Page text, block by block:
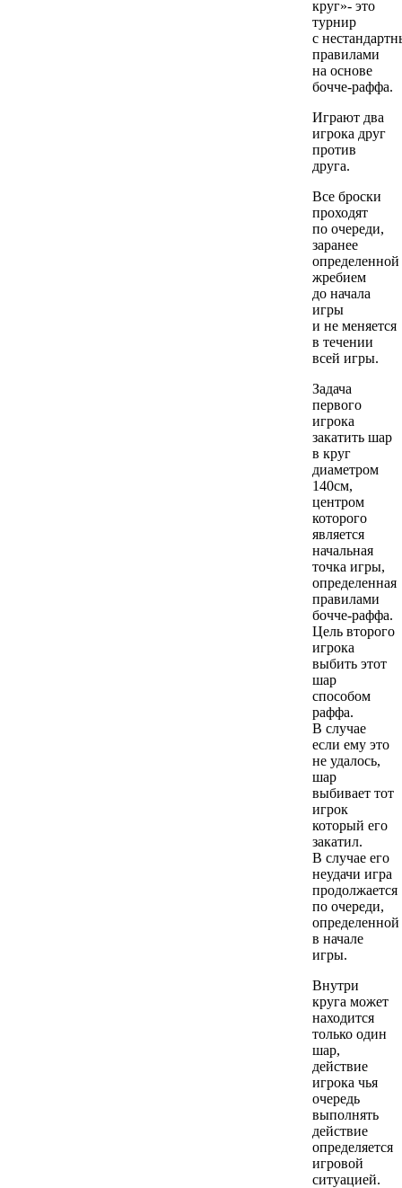
круг»- это
турнир
с
правилами
на основе
бочче-раффа.
Играют два
игрока друг
против
друга.
Все броски
проходят
по очереди,
заранее
определенной
жребием
до начала
игры
и не меняется
в течении
всей игры.
Задача
первого
игрока
закатить шар
в круг
диаметром
140см,
центром
которого
является
начальная
точка игры,
определенная
правилами
бочче-раффа.
Цель второго
игрока
выбить этот
шар
способом
раффа.
В случае
если ему это
не удалось,
шар
выбивает тот
игрок
который его
закатил.
В случае его
неудачи игра
продолжается
по очереди,
определенной
в начале
игры.
Внутри
круга может
находится
только один
шар,
действие
игрока чья
очередь
выполнять
действие
определяется
игровой
ситуацией.